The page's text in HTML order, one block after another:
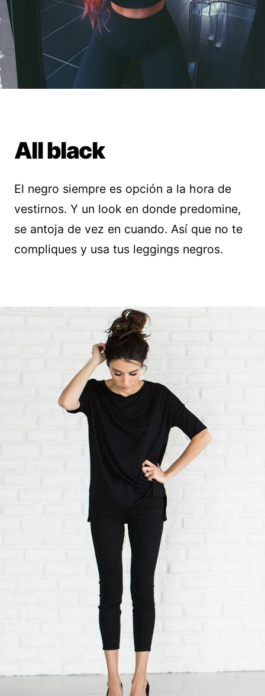
All black
El negro siempre es opción a la hora de
vestirnos. Y un look en donde predomine,
se antoja de vez en cuando. Así que no te
compliques y usa tus leggings negros.